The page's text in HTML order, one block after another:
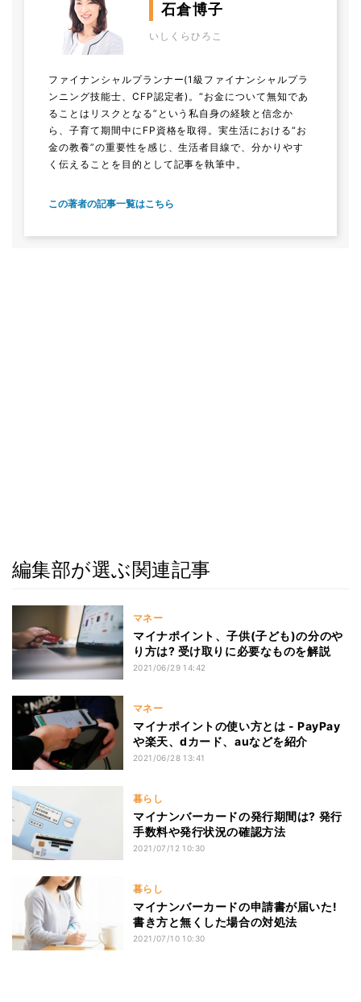
石倉博子
いしくらひろこ
ファイナンシャルプランナー(1級ファイナンシャルプラ
ンニング技能士、CFP認定者)。“お金について無知であ
ることはリスクとなる”という私自身の経験と信念か
ら、子育て期間中にFP資格を取得。実生活における“お
金の教養”の重要性を感じ、生活者目線で、分かりやす
く伝えることを目的として記事を執筆中。
この著者の記事一覧はこちら
編集部が選ぶ関連記事
マネー
マイナポイント、子供(子ども)の分のや
り方は? 受け取りに必要なものを解説
2021/06/29 14:42
マネー
マイナポイントの使い方とは - PayPay
や楽天、dカード、auなどを紹介
2021/06/28 13:41
暮らし
マイナンバーカードの発行期間は? 発行
手数料や発行状況の確認方法
2021/07/12 10:30
暮らし
マイナンバーカードの申請書が届いた!
書き方と無くした場合の対処法
2021/07/10 10:30